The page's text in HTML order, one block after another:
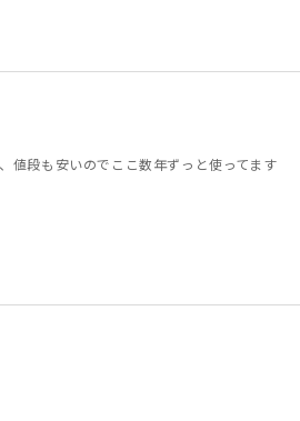
値段も安いのでここ数年ずっと使ってます